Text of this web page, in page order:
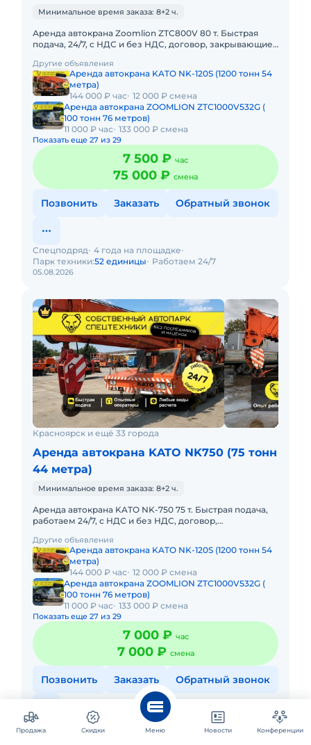
Минимальное время заказа: 8+2 ч.
Аренда автокрана Zoomlion ZTC800V 80 т. Быстрая
подача, 24/7, с НДС и без НДС, договор, закрывающие
80 ТОННПредост
Другие объявления
Аренда автокрана KATO NK-120S (1200 тонн 54
метра)
144 000 ₽ час
12 000 ₽ смена
Аренда автокрана ZOOMLION ZTC1000V532G (
100 тонн 76 метров)
11 000 ₽ час 133 000 ₽ смена
Показать еще 27 из 29
7 500 ₽ час
75 000 ₽ смена
Позвонить Заказать Обратный звонок
05.08.2026
Спецподряд 4 года на площадке
Парк техники:52 единицы Работаем 24/7
Красноярск и ещё 33 города
Аренда автокрана KATO NK750 (75 тонн
44 метра)
Минимальное время заказа: 8+2 ч.
Аренда автокрана KATO NK-750 75 т. Быстрая подача,
работаем 24/7, с НДС и без НДС, договор,
NK-750 75 ТОННПредоста
Другие объявления
Аренда автокрана KATO NK-120S (1200 тонн 54
метра)
144 000 ₽ час
12 000 ₽ смена
Аренда автокрана ZOOMLION ZTC1000V532G (
100 тонн 76 метров)
11 000 ₽ час 133 000 ₽ смена
Показать еще 27 из 29
7 000 ₽ час
7 000 ₽ смена
Позвонить Заказать Обратный звонок
Спецподряд
4 года на площадке
Продажа Скидки Меню Новости Конференции